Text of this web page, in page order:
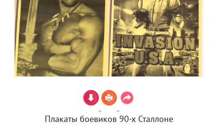
Плакаты боевиков 90-х Сталлоне